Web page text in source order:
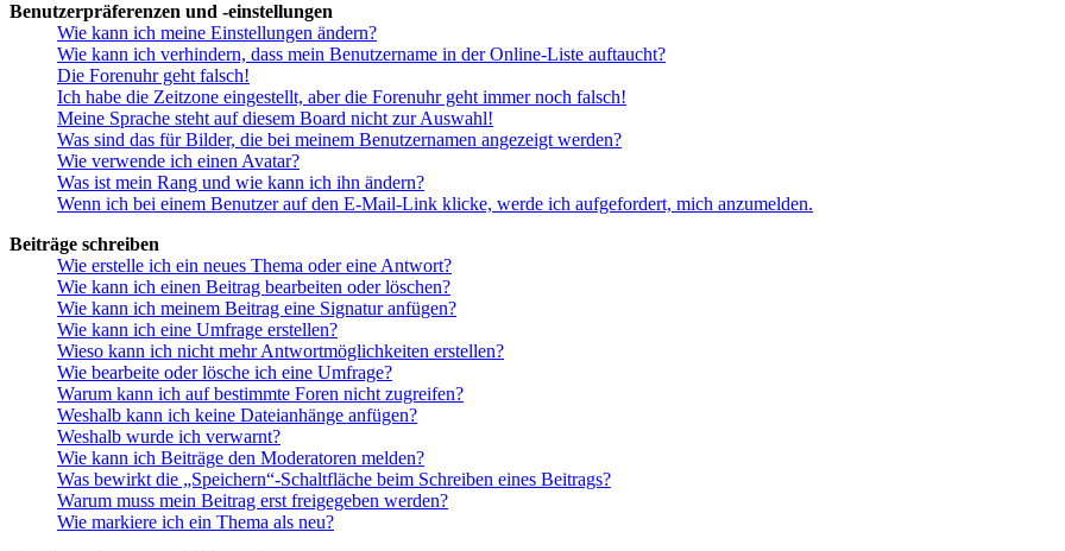
Benutzerpräferenzen und -einstellungen
Wie kann ich meine Einstellungen ändern?
Wie kann ich verhindern, dass mein Benutzername in der Online-Liste auftaucht?
Die Forenuhr geht falsch!
Ich habe die Zeitzone eingestellt, aber die Forenuhr geht immer noch falsch!
Meine Sprache steht auf diesem Board nicht zur Auswahl!
Was sind das für Bilder, die bei meinem Benutzernamen angezeigt werden?
Wie verwende ich einen Avatar?
Was ist mein Rang und wie kann ich ihn ändern?
Wenn ich bei einem Benutzer auf den E-Mail-Link klicke, werde ich aufgefordert, mich anzumelden.
Beiträge schreiben
Wie erstelle ich ein neues Thema oder eine Antwort?
Wie kann ich einen Beitrag bearbeiten oder löschen?
Wie kann ich meinem Beitrag eine Signatur anfügen?
Wie kann ich eine Umfrage erstellen?
Wieso kann ich nicht mehr Antwortmöglichkeiten erstellen?
Wie bearbeite oder lösche ich eine Umfrage?
Warum kann ich auf bestimmte Foren nicht zugreifen?
Weshalb kann ich keine Dateianhänge anfügen?
Weshalb wurde ich verwarnt?
Wie kann ich Beiträge den Moderatoren melden?
Was bewirkt die „Speichern“-Schaltfläche beim Schreiben eines Beitrags?
Warum muss mein Beitrag erst freigegeben werden?
Wie markiere ich ein Thema als neu?